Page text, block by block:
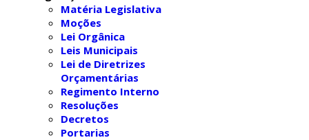
Matéria Legislativa
Moções
Lei Orgânica
Leis Municipais
Lei de Diretrizes
Orçamentárias
Regimento Interno
Resoluções
Decretos
Portarias